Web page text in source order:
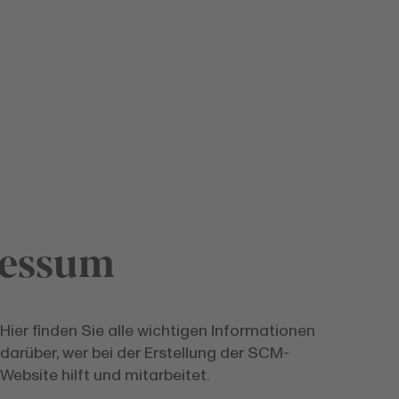
Hier finden Sie alle wichtigen Informationen
darüber, wer bei der Erstellung der SCM-
Website hilft und mitarbeitet.